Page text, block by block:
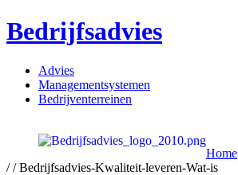
Bedrijfsadvies
Advies
Managementsystemen
Bedrijventerreinen
Home
/ / Bedrijfsadvies-Kwaliteit-leveren-Wat-is